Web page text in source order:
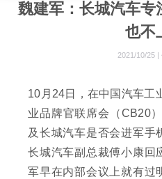
魏建军：长城汽车专
也不
2021/10/25 |
10月24日，在中国汽车工
业品牌官联席会（CB20
及长城汽车是否会进军手
长城汽车副总裁傅小康回
军早在内部会议上就有过